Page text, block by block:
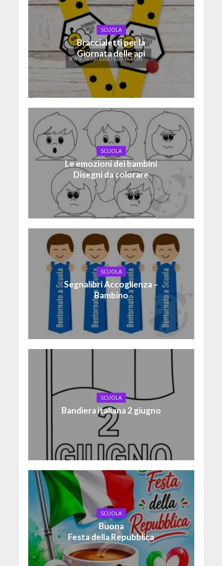
SCUOLA
Braccialetti per la
Giornata delle api
SCUOLA
Le emozioni dei bambini
Disegni da colorare
SCUOLA
Segnalibri Accoglienza –
Bambino
SCUOLA
Bandiera italiana 2 giugno
SCUOLA
Buona
Festa della Repubblica